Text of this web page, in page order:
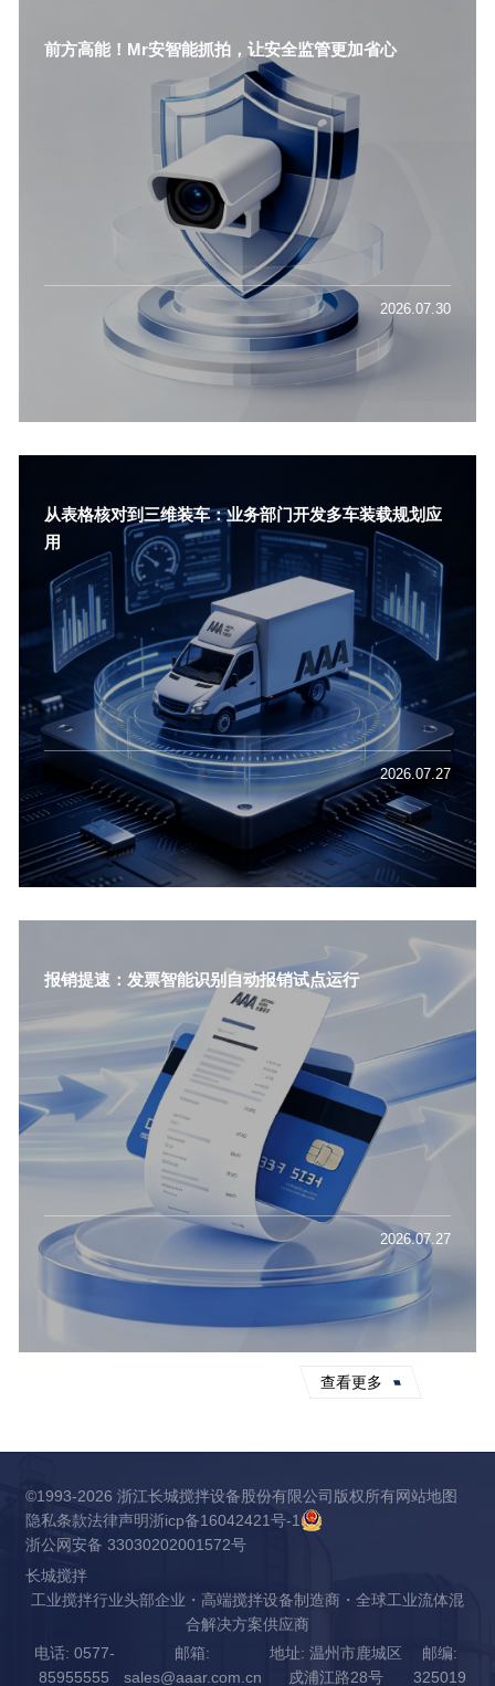
前方高能！Mr安智能抓拍，让安全监管更加省心
2026.07.30
从表格核对到三维装车：业务部门开发多车装载规划应
用
2026.07.27
报销提速：发票智能识别自动报销试点运行
2026.07.27
查看更多
©1993-2026 浙江长城搅拌设备股份有限公司版权所有网站地图
隐私条款法律声明浙icp备16042421号-1
浙公网安备 33030202001572号
长城搅拌
工业搅拌行业头部企业・高端搅拌设备制造商・全球工业流体混
合解决方案供应商
电话: 0577-
85955555
邮箱:
sales@aaar.com.cn
地址: 温州市鹿城区
戍浦江路28号
邮编:
325019